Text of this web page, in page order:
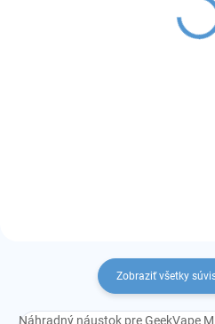
Zobraziť všetky
Náhradný náustok pre GeekVape